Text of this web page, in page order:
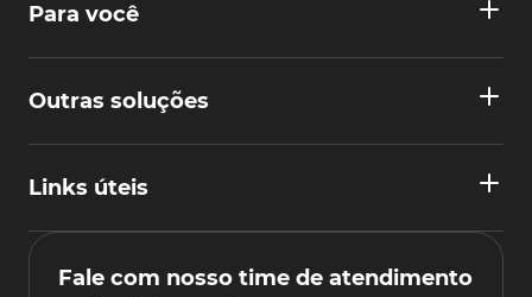
Para você
Outras soluções
Links úteis
Fale com nosso time de atendimento